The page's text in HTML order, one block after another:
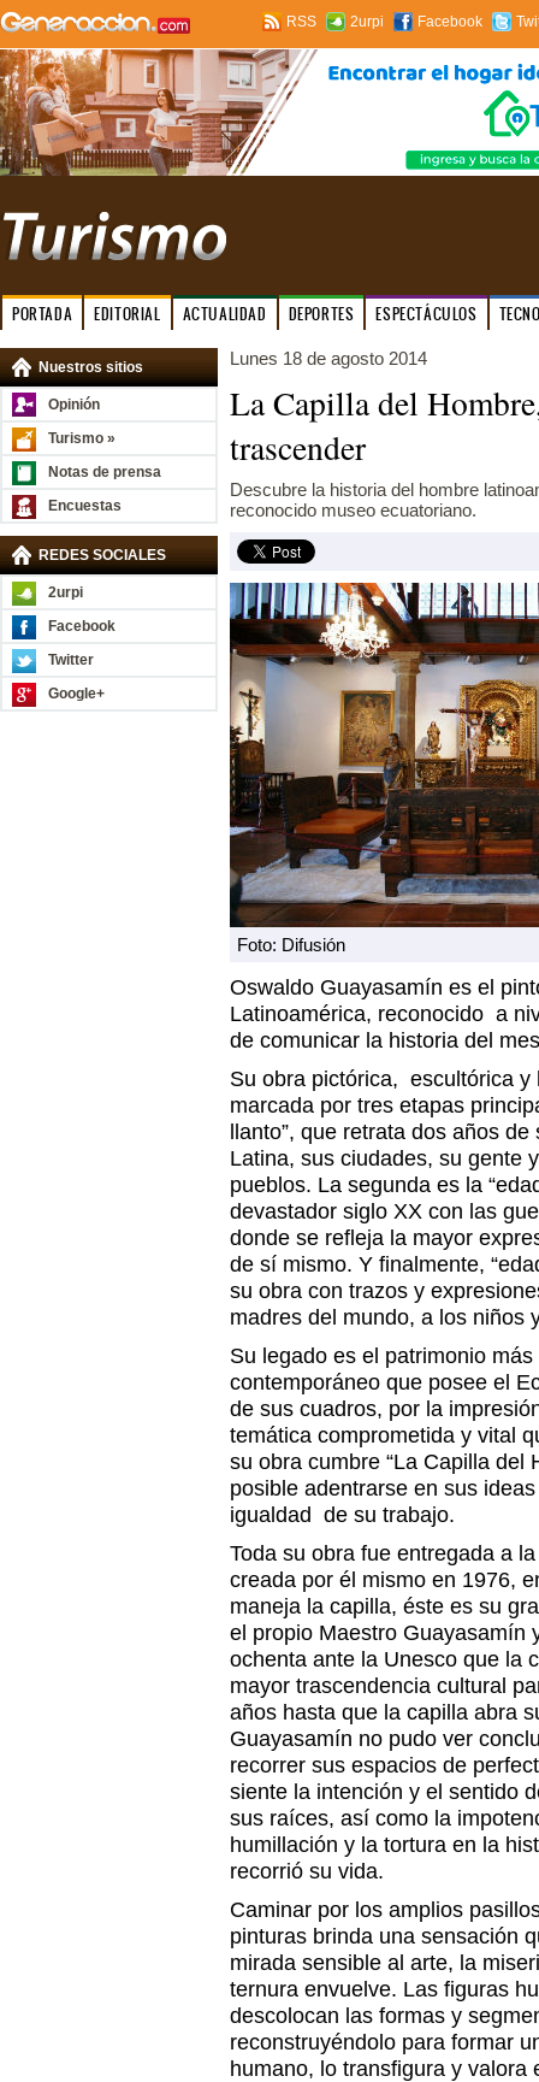
RSS 2urpi Facebook
PORTADA EDITORIAL ACTUALIDAD DEPORTES ESPECTÁCULOS
Nuestros sitios
Opinión
Turismo »
Notas de prensa
Encuestas
REDES SOCIALES
2urpi
Facebook
Twitter
Google+
Lunes 18 de agosto 2014
La Capilla del
trascender
Descubre la historia del hombre
reconocido museo ecuatoriano.
Foto: Difusión
Oswaldo Guayasamín es el
Latinoamérica, reconocido a
de comunicar la historia del
Su obra pictórica, escultórica
marcada por tres etapas
llanto”, que retrata dos años
Latina, sus ciudades, su gente
pueblos. La segunda es la
devastador siglo XX con las
donde se refleja la mayor
de sí mismo. Y finalmente,
su obra con trazos y
madres del mundo, a los niños
Su legado es el patrimonio
contemporáneo que posee el
de sus cuadros, por la
temática comprometida y vital
su obra cumbre “La Capilla del
posible adentrarse en sus
igualdad de su trabajo.
Toda su obra fue entregada a
creada por él mismo en 1976,
maneja la capilla, éste es su
el propio Maestro Guayasamín
ochenta ante la Unesco que la
mayor trascendencia cultural
años hasta que la capilla abra
Guayasamín no pudo ver
recorrer sus espacios de
siente la intención y el sentido
sus raíces, así como la
humillación y la tortura en la
recorrió su vida.
Caminar por los amplios
pinturas brinda una sensación
mirada sensible al arte, la
ternura envuelve. Las figuras
descolocan las formas y
reconstruyéndolo para formar
humano, lo transfigura y